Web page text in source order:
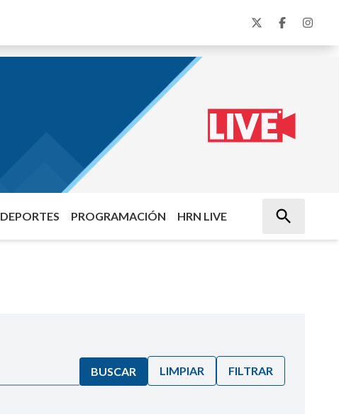
DEPORTES PROGRAMACIÓN HRN LIVE
BUSCAR LIMPIAR FILTRAR